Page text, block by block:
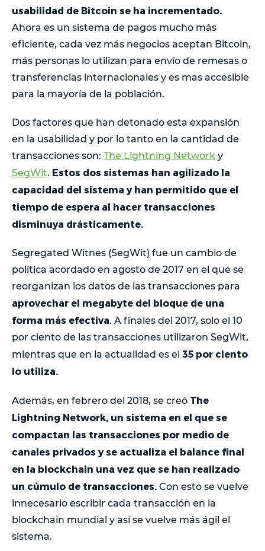
usabilidad de Bitcoin se ha incrementado.
Ahora es un sistema de pagos mucho más
eficiente, cada vez más negocios aceptan Bitcoin,
más personas lo utilizan para envío de remesas o
transferencias internacionales y es mas accesible
para la mayoría de la población.
Dos factores que han detonado esta expansión
en la usabilidad y por lo tanto en la cantidad de
transacciones son: The Lightning Network y
SegWit. Estos dos sistemas han agilizado la
capacidad del sistema y han permitido que el
tiempo de espera al hacer transacciones
disminuya drásticamente.
Segregated Witnes (SegWit) fue un cambio de
política acordado en agosto de 2017 en el que se
reorganizan los datos de las transacciones para
aprovechar el megabyte del bloque de una
forma más efectiva. A finales del 2017, solo el 10
por ciento de las transacciones utilizaron SegWit,
mientras que en la actualidad es el 35 por ciento
lo utiliza.
Además, en febrero del 2018, se creó The
Lightning Network, un sistema en el que se
compactan las transacciones por medio de
canales privados y se actualiza el balance final
en la blockchain una vez que se han realizado
un cúmulo de transacciones. Con esto se vuelve
innecesario escribir cada transacción en la
blockchain mundial y así se vuelve más ágil el
sistema.